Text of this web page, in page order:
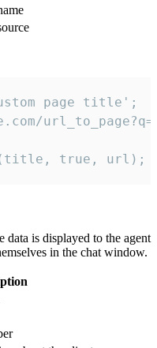
page title';
true, url);
data is displayed to the agent
in the chat window.